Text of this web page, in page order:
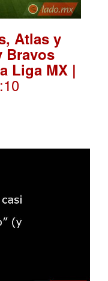
Atlas y
Bravos
Liga MX |